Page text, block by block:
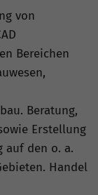
von
Bereichen
Beratung,
Erstellung
auf den o. a.
Handel